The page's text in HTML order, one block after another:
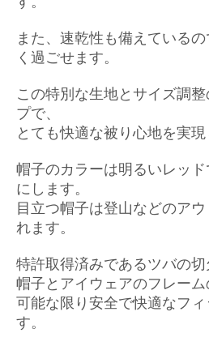
また、速乾性も備えている
く過ごせます。
この特別な生地とサイズ調
プで、
とても快適な被り心地を実現
帽子のカラーは明るいレッ
にします。
目立つ帽子は登山などのア
れます。
特許取得済みであるツバの切
帽子とアイウェアのフレーム
可能な限り安全で快適なフ
す。